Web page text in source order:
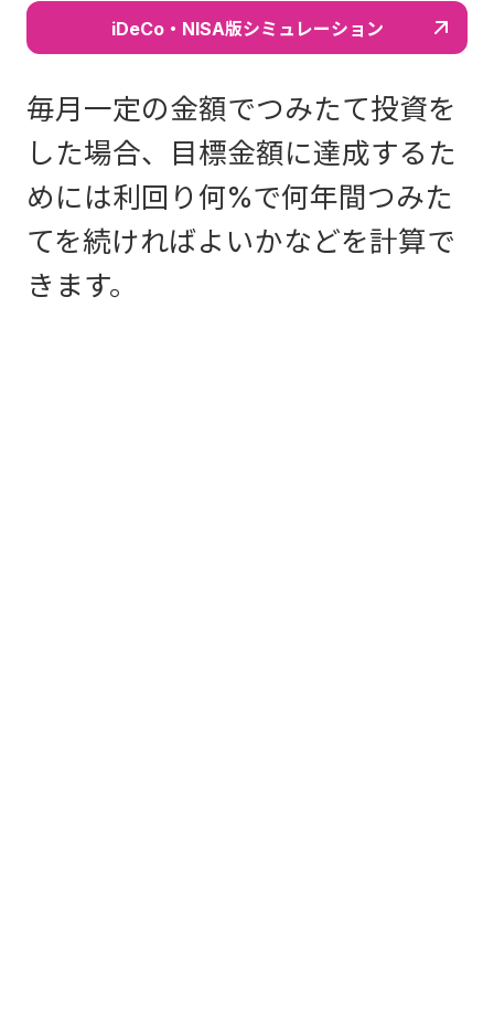
iDeCo・NISA版シミュレーション
毎月一定の金額でつみたて投資を
した場合、目標金額に達成するた
めには利回り何%で何年間つみた
てを続ければよいかなどを計算で
きます。